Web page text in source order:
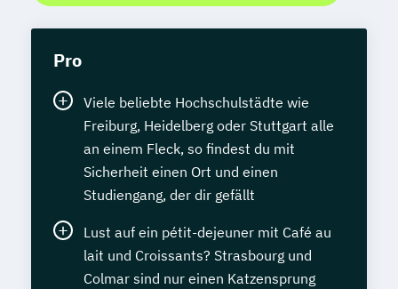
Pro
Viele beliebte Hochschulstädte wie
Freiburg, Heidelberg oder Stuttgart alle
an einem Fleck, so findest du mit
Sicherheit einen Ort und einen
Studiengang, der dir gefällt
Lust auf ein pétit-dejeuner mit Café au
lait und Croissants? Strasbourg und
Colmar sind nur einen Katzensprung